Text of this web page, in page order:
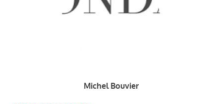
Michel Bouvier